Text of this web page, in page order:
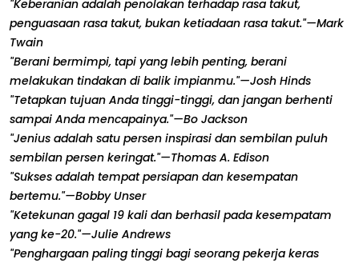
"Keberanian adalah penolakan terhadap rasa takut,
penguasaan rasa takut, bukan ketiadaan rasa takut."—Mark
Twain
"Berani bermimpi, tapi yang lebih penting, berani
melakukan tindakan di balik impianmu."—Josh Hinds
"Tetapkan tujuan Anda tinggi-tinggi, dan jangan berhenti
sampai Anda mencapainya."—Bo Jackson
"Jenius adalah satu persen inspirasi dan sembilan puluh
sembilan persen keringat."—Thomas A. Edison
"Sukses adalah tempat persiapan dan kesempatan
bertemu."—Bobby Unser
"Ketekunan gagal 19 kali dan berhasil pada kesempatam
yang ke-20."—Julie Andrews
"Penghargaan paling tinggi bagi seorang pekerja keras